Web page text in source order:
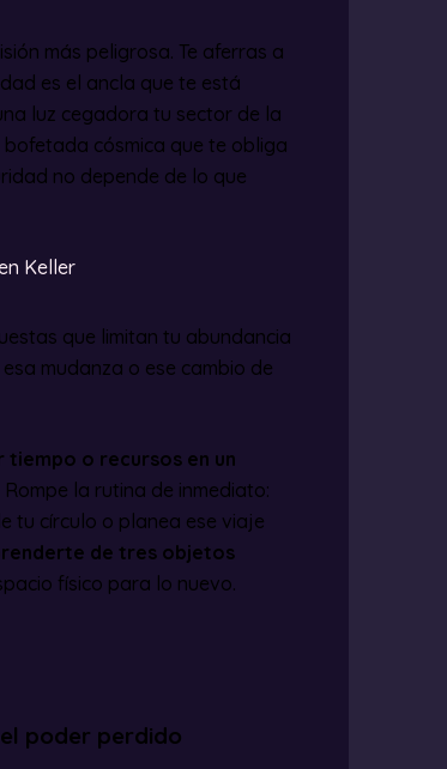
más peligrosa. Te aferras a
es el ancla que te está
luz cegadora tu sector de la
cósmica que te obliga
no depende de lo que
Keller
que limitan tu abundancia
mudanza o ese cambio de
tiempo o recursos en un
la rutina de inmediato:
tu círculo o planea ese viaje
de tres objetos
físico para lo nuevo.
poder perdido